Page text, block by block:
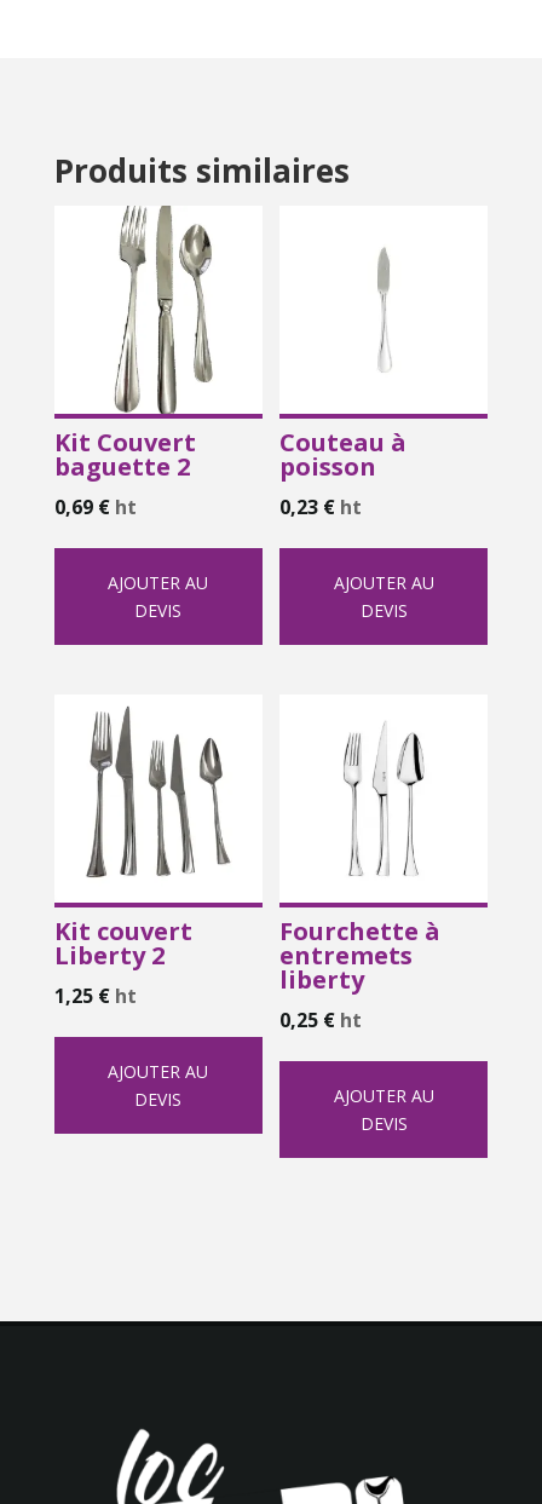
Produits similaires
Kit Couvert
baguette 2
0,69 € ht
AJOUTER AU
DEVIS
Couteau à
poisson
0,23 € ht
AJOUTER AU
DEVIS
Kit couvert
Liberty 2
1,25 € ht
AJOUTER AU
DEVIS
Fourchette à
entremets
liberty
0,25 € ht
AJOUTER AU
DEVIS